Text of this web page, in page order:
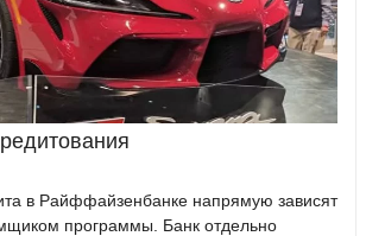
в Райффайзенбанке напрямую зависят
программы. Банк отдельно